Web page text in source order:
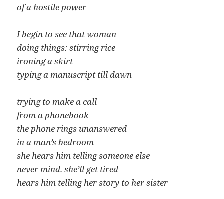
of a hostile power
I begin to see that woman
doing things: stirring rice
ironing a skirt
typing a manuscript till dawn
trying to make a call
from a phonebook
the phone rings unanswered
in a man’s bedroom
she hears him telling someone else
never mind. she’ll get tired—
hears him telling her story to her sister